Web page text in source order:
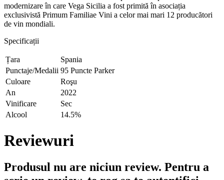
modernizare în care Vega Sicilia a fost primită în asociația
exclusivistă Primum Familiae Vini a celor mai mari 12 producători
de vin mondiali.
Specificații
Țara
Spania
Punctaje/Medalii 95 Puncte Parker
Culoare
Roşu
An
2022
Vinificare
Sec
Alcool
14.5%
Reviewuri
Produsul nu are niciun review. Pentru a